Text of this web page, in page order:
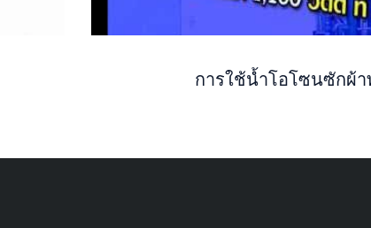
การใช้น้ำโอโซนซักผ้